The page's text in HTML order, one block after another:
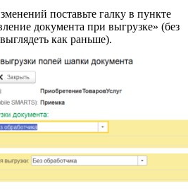
поставьте галку в пункте
документа при выгрузке» (без
как раньше).